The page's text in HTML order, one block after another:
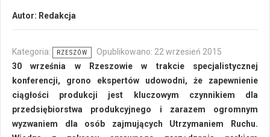
Autor: Redakcja
Kategoria: RZESZÓW
Opublikowano: 22 wrzesień 2015
30 września w Rzeszowie w trakcie specjalistycznej
konferencji, grono ekspertów udowodni, że zapewnienie
ciągłości produkcji jest kluczowym czynnikiem dla
przedsiębiorstwa produkcyjnego i zarazem ogromnym
wyzwaniem dla osób zajmujących Utrzymaniem Ruchu.